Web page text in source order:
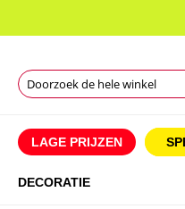
LAGE PRIJZEN
DECORATIE